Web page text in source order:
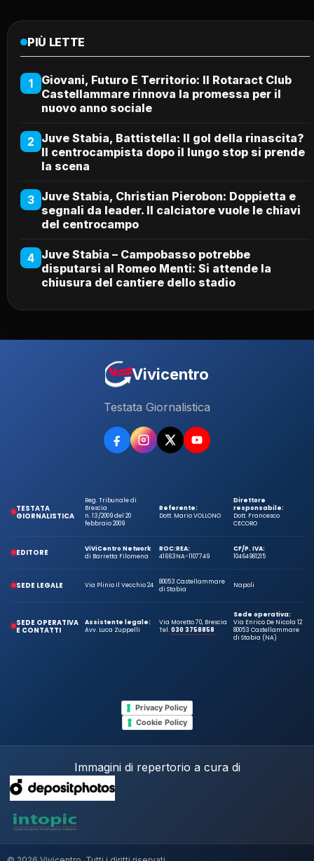
PIÙ LETTE
1
Giovani, Futuro E Territorio: Il Rotaract Club
Castellammare rinnova la promessa per il
nuovo anno sociale
2 Juve Stabia, Battistella: Il gol della rinascita?
Il centrocampista dopo il lungo stop si prende
la scena
3 Juve Stabia, Christian Pierobon: Doppietta e
segnali da leader. Il calciatore vuole le chiavi
del centrocampo
4 Juve Stabia – Campobasso potrebbe
disputarsi al Romeo Menti: Si attende la
chiusura del cantiere dello stadio
Vivicentro
Testata Giornalistica
TESTATA
GIORNALISTICA
Reg. Tribunale di
Brescia
n. 13/2009 del 20
febbraio 2009
Referente:
Dott. Mario VOLLONO
Direttore
responsabile:
Dott. Francesco
CECORO
EDITORE
ViViCentro Network
di Barretta Filomena
ROC:
41663
REA:
NA-1107749
CF/P. IVA:
10464981215
SEDE LEGALE Via Plinio Il Vecchio 24
80053 Castellammare
di Stabia
Napoli
SEDE OPERATIVA
E CONTATTI
Assistente legale:
Avv. Luca Zuppelli
Via Moretto 70, Brescia
Tel.030 3758858
Sede operativa:
Via Enrico De Nicola 12
80053 Castellammare
di Stabia (NA)
Privacy Policy
Cookie Policy
Immagini di repertorio a cura di